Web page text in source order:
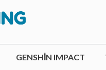
GENSHIN IMPACT